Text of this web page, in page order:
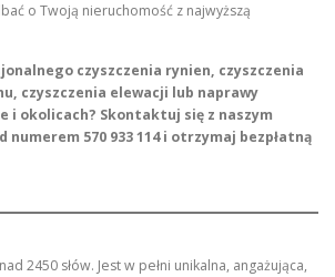
o Twoją nieruchomość z najwyższą
czyszczenia rynien, czyszczenia
czyszczenia elewacji lub naprawy
i okolicach? Skontaktuj się z naszym
numerem 570 933 114 i otrzymaj bezpłatną
2450 słów. Jest w pełni unikalna, angażująca,